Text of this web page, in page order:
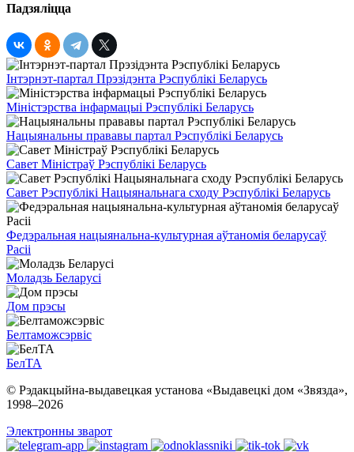
Падзяліцца
Інтэрнэт-партал Прэзідэнта Рэспублікі Беларусь
Міністэрства інфармацыі Рэспублікі Беларусь
Нацыянальны прававы партал Рэспублікі Беларусь
Савет Міністраў Рэспублікі Беларусь
Савет Рэспублікі Нацыянальнага сходу Рэспублікі Беларусь
Федэральная нацыянальна-культурная аўтаномія беларусаў
Расіі
Моладзь Беларусі
Дом прэсы
Белтаможсэрвіс
БелТА
© Рэдакцыйна-выдавецкая установа «Выдавецкі дом «Звязда»,
1998–2026
Электронны зварот